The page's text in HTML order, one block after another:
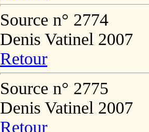
Source n° 2774
Denis Vatinel 2007
Retour
Source n° 2775
Denis Vatinel 2007
Retour